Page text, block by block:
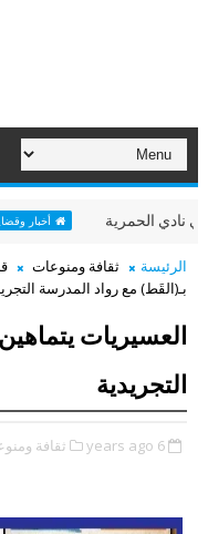
أخبار وقضايا مختبر
الرئيسة ثقافة ومنوعات
بـ(القَط) مع رواد المدرسة
العسيريات
التجريدية
6 years ago ثقافة